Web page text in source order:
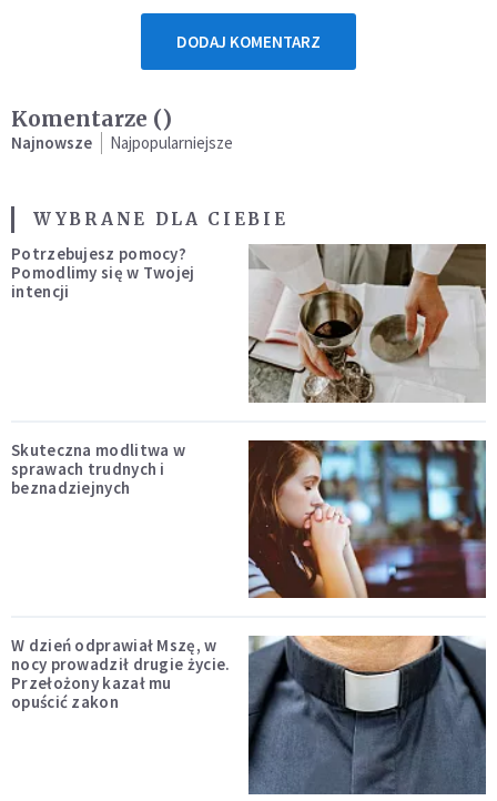
DODAJ KOMENTARZ
Komentarze ()
Najnowsze Najpopularniejsze
WYBRANE DLA CIEBIE
Potrzebujesz pomocy?
Pomodlimy się w Twojej
intencji
Skuteczna modlitwa w
sprawach trudnych i
beznadziejnych
W dzień odprawiał Mszę, w
nocy prowadził drugie życie.
Przełożony kazał mu
opuścić zakon